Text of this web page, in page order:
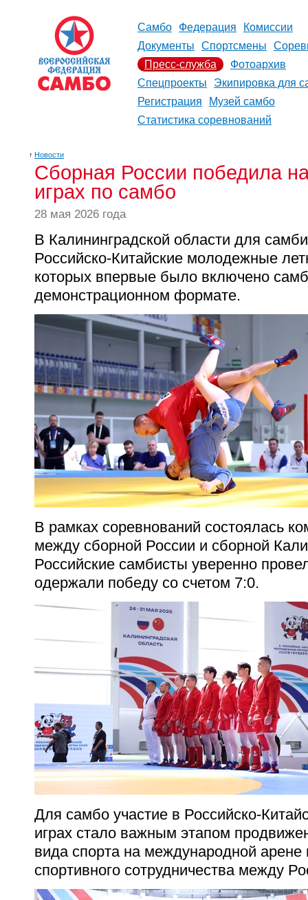
Самбо Федерация
Комиссии
Документы
Спортсмены
Пресс-служба
Фотоархив
Спецпроекты
Экипировка для
Регистрация
Музей самбо
Статистика соревнований
↑ Новости
Сборная России победила
играх по самбо
28 мая 2026 года
В Калининградской области для
Российско-Китайские молодежные
которых впервые было включено
демонстрационном формате.
В рамках соревнований состоялась
между сборной России и сборной
Российские самбисты уверенно
одержали победу со счетом 7:0.
Для самбо участие в Российско-
играх стало важным этапом
вида спорта на международной арене
спортивного сотрудничества между